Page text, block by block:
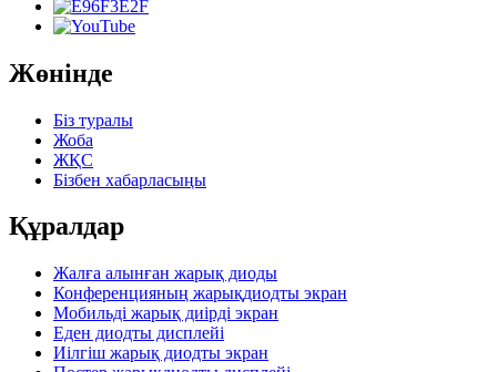
Жөнінде
Біз туралы
Жоба
ЖҚС
Бізбен хабарласыңы
Құралдар
Жалға алынған жарық диоды
Конференцияның жарықдиодты экран
Мобильді жарық диірді экран
Еден диодты дисплейі
Иілгіш жарық диодты экран